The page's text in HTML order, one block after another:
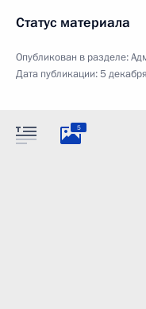
Статус материала
Опубликован в разделе:
Дата публикации:5
5